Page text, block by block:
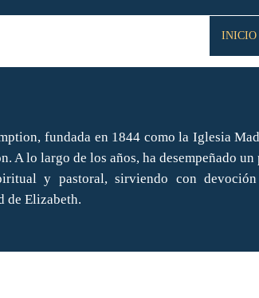
INICIO
fundada en 1844 como la Iglesia
A lo largo de los años, ha desempeñado un
y pastoral, sirviendo con
de Elizabeth.